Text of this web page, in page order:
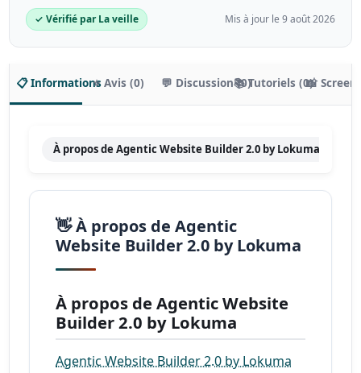
✓ Vérifié par La veille Mis à jour le 9 août 2026
📋 Informations⭐ Avis (0) 💬 Discussion (0)📚 Tutoriels (0)📸
À propos de Agentic Website Builder 2.0 by Lokuma
👋 À propos de Agentic
Website Builder 2.0 by Lokuma
À propos de Agentic Website
Builder 2.0 by Lokuma
Agentic Website Builder 2.0 by Lokuma